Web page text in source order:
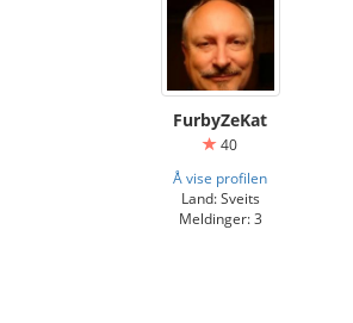
FurbyZeKat
40
Å vise profilen
Land: Sveits
Meldinger: 3